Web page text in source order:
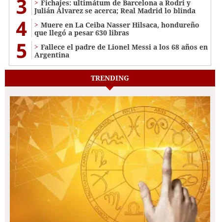
3
Fichajes: ultimátum de Barcelona a Rodri y
Julián Álvarez se acerca; Real Madrid lo blinda
4
Muere en La Ceiba Nasser Hilsaca, hondureño
que llegó a pesar 630 libras
5
Fallece el padre de Lionel Messi a los 68 años en
Argentina
TRENDING